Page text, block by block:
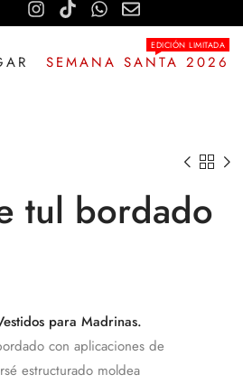
SEMANA SANTA 2026
EDICIÓN LIMITADA
tul bordado
para Madrinas.
con aplicaciones de
estructurado moldea